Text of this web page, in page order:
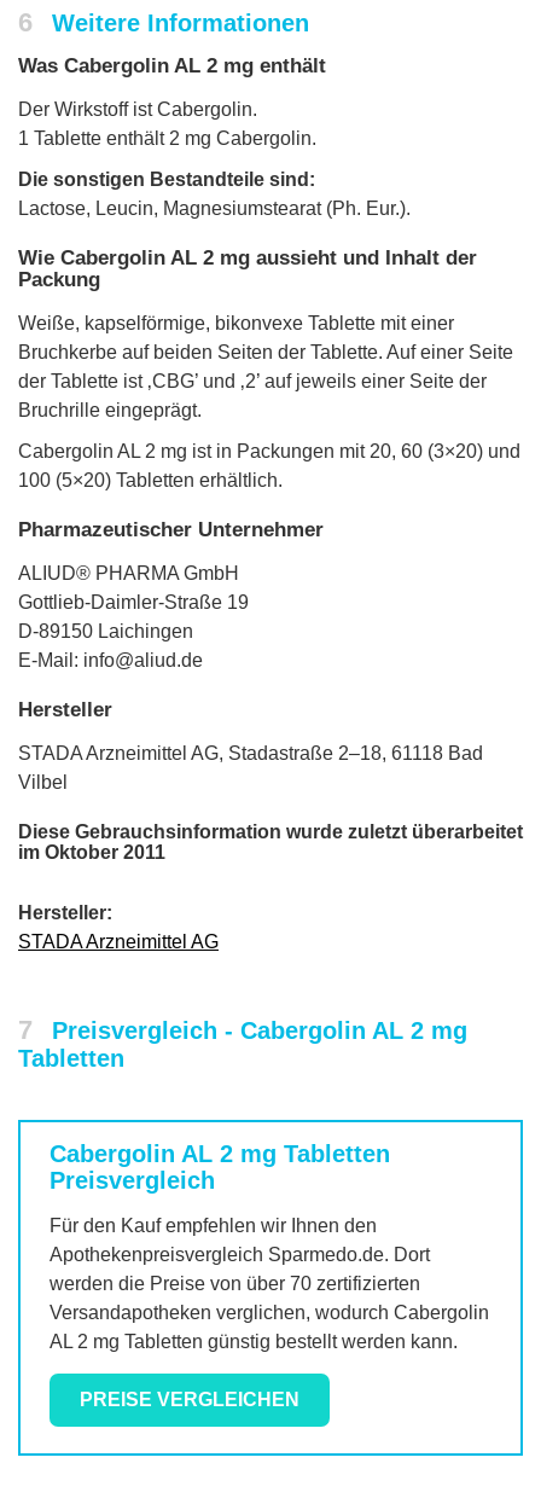
6 Weitere Informationen
Was Cabergolin AL 2 mg enthält
Der Wirkstoff ist Cabergolin.
1 Tablette enthält 2 mg Cabergolin.
Die sonstigen Bestandteile sind:
Lactose, Leucin, Magnesiumstearat (Ph. Eur.).
Wie Cabergolin AL 2 mg aussieht und Inhalt der
Packung
Weiße, kapselförmige, bikonvexe Tablette mit einer
Bruchkerbe auf beiden Seiten der Tablette. Auf einer Seite
der Tablette ist ‚CBG’ und ‚2’ auf jeweils einer Seite der
Bruchrille eingeprägt.
Cabergolin AL 2 mg ist in Packungen mit 20, 60 (3×20) und
100 (5×20) Tabletten erhältlich.
Pharmazeutischer Unternehmer
ALIUD® PHARMA GmbH
Gottlieb-Daimler-Straße 19
D-89150 Laichingen
E-Mail: info@aliud.de
Hersteller
STADA Arzneimittel AG, Stadastraße 2–18, 61118 Bad
Vilbel
Diese Gebrauchsinformation wurde zuletzt überarbeitet
im Oktober 2011
Hersteller:
STADA Arzneimittel AG
7
Preisvergleich - Cabergolin AL 2 mg
Tabletten
Cabergolin AL 2 mg Tabletten
Preisvergleich
Für den Kauf empfehlen wir Ihnen den
Apothekenpreisvergleich Sparmedo.de. Dort
werden die Preise von über 70 zertifizierten
Versandapotheken verglichen, wodurch Cabergolin
AL 2 mg Tabletten günstig bestellt werden kann.
PREISE VERGLEICHEN